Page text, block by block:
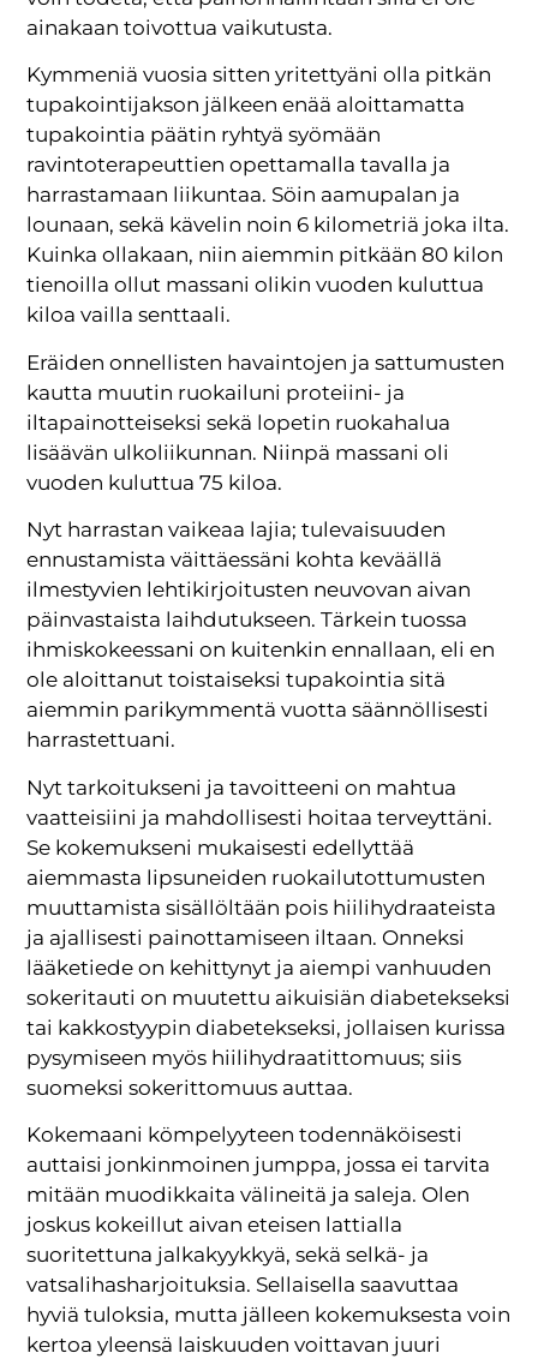
ainakaan toivottua vaikutusta.
Kymmeniä vuosia sitten yritettyäni olla pitkän
tupakointijakson jälkeen enää aloittamatta
tupakointia päätin ryhtyä syömään
ravintoterapeuttien opettamalla tavalla ja
harrastamaan liikuntaa. Söin aamupalan ja
lounaan, sekä kävelin noin 6 kilometriä joka ilta.
Kuinka ollakaan, niin aiemmin pitkään 80 kilon
tienoilla ollut massani olikin vuoden kuluttua
kiloa vailla senttaali.
Eräiden onnellisten havaintojen ja sattumusten
kautta muutin ruokailuni proteiini- ja
iltapainotteiseksi sekä lopetin ruokahalua
lisäävän ulkoliikunnan. Niinpä massani oli
vuoden kuluttua 75 kiloa.
Nyt harrastan vaikeaa lajia; tulevaisuuden
ennustamista väittäessäni kohta keväällä
ilmestyvien lehtikirjoitusten neuvovan aivan
päinvastaista laihdutukseen. Tärkein tuossa
ihmiskokeessani on kuitenkin ennallaan, eli en
ole aloittanut toistaiseksi tupakointia sitä
aiemmin parikymmentä vuotta säännöllisesti
harrastettuani.
Nyt tarkoitukseni ja tavoitteeni on mahtua
vaatteisiini ja mahdollisesti hoitaa terveyttäni.
Se kokemukseni mukaisesti edellyttää
aiemmasta lipsuneiden ruokailutottumusten
muuttamista sisällöltään pois hiilihydraateista
ja ajallisesti painottamiseen iltaan. Onneksi
lääketiede on kehittynyt ja aiempi vanhuuden
sokeritauti on muutettu aikuisiän diabetekseksi
tai kakkostyypin diabetekseksi, jollaisen kurissa
pysymiseen myös hiilihydraatittomuus; siis
suomeksi sokerittomuus auttaa.
Kokemaani kömpelyyteen todennäköisesti
auttaisi jonkinmoinen jumppa, jossa ei tarvita
mitään muodikkaita välineitä ja saleja. Olen
joskus kokeillut aivan eteisen lattialla
suoritettuna jalkakyykkyä, sekä selkä- ja
vatsalihasharjoituksia. Sellaisella saavuttaa
hyviä tuloksia, mutta jälleen kokemuksesta voin
kertoa yleensä laiskuuden voittavan juuri